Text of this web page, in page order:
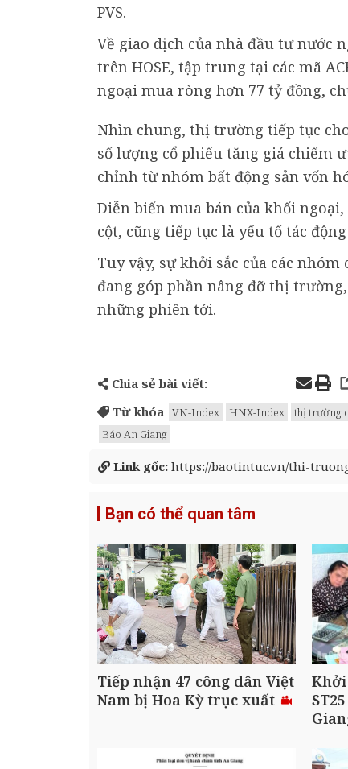
PVS.
Về giao dịch của nhà đầu tư nước
trên HOSE, tập trung tại các mã
ngoại mua ròng hơn 77 tỷ đồng,
Nhìn chung, thị trường tiếp tục
số lượng cổ phiếu tăng giá chiếm
chỉnh từ nhóm bất động sản vốn
Diễn biến mua bán của khối
cột, cũng tiếp tục là yếu tố tác
Tuy vậy, sự khởi sắc của các
đang góp phần nâng đỡ thị
những phiên tới.
Chia sẻ bài viết:
Từ khóa VN-Index HNX-Index thị trường
Báo An Giang
Link gốc: https://baotintuc.vn/thi-
Bạn có thể quan tâm
Tiếp nhận 47 công dân Việt
Nam bị Hoa Kỳ trục xuất